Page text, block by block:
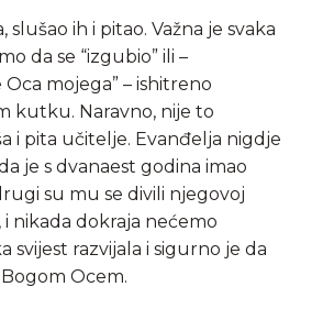
ih i pitao. Važna je svaka
da se “izgubio” ili –
mojega” – ishitreno
kutku. Naravno, nije to
i pita učitelje. Evanđelja nigdje
je s dvanaest godina imao
su mu se divili njegovoj
i nikada dokraja nećemo
svijest razvijala i sigurno je da
Ocem.